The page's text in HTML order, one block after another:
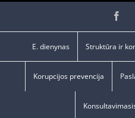
E. dienynas Struktūra ir
Korupcijos prevencija